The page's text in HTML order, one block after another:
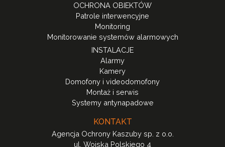
OCHRONA OBIEKTÓW
Patrole interwencyjne
Monitoring
Monitorowanie systemów alarmowych
INSTALACJE
Alarmy
Kamery
Domofony i videodomofony
Montaż i serwis
Systemy antynapadowe
KONTAKT
Agencja Ochrony Kaszuby sp. z o.o.
ul. Wojska Polskiego 4